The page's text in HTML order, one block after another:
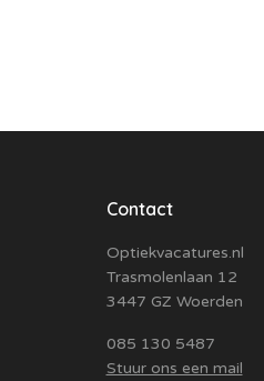
Contact
Optiekvacatures.nl
Trasmolenlaan 12
3447 GZ Woerden
085 130 5487
Stuur ons een mail